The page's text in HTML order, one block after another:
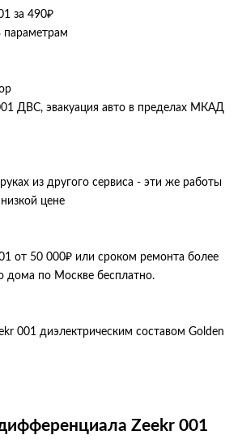
за 490₽
параметрам
ДВС, эвакуация авто в пределах МКАД
из другого сервиса - эти же работы
цене
от 50 000₽ или сроком ремонта более
дома по Москве бесплатно.
001 диэлектрическим составом Golden
Zeekr 001